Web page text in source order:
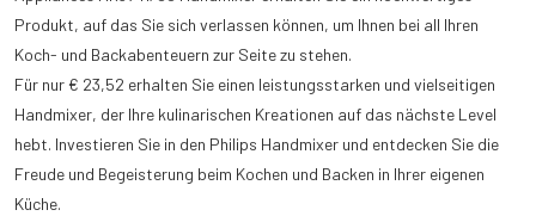
Produkt, auf das Sie sich verlassen können, um Ihnen bei all Ihren
Koch- und Backabenteuern zur Seite zu stehen.
Für nur € 23,52 erhalten Sie einen leistungsstarken und vielseitigen
Handmixer, der Ihre kulinarischen Kreationen auf das nächste Level
hebt. Investieren Sie in den Philips Handmixer und entdecken Sie die
Freude und Begeisterung beim Kochen und Backen in Ihrer eigenen
Küche.